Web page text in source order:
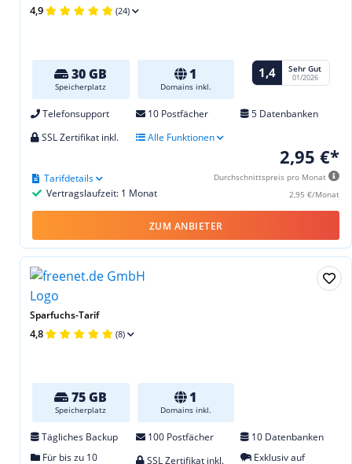
4,9 (24)
30 GB
Speicherplatz
1
Domains inkl.
1,4 Sehr Gut
01/2026
Telefonsupport 10 Postfächer
5 Datenbanken
SSL Zertifikat inkl.
Alle Funktionen
2,95 €*
Durchschnittspreis pro Monat
2,95 €/Monat
Vertragslaufzeit: 1 Monat
Tarifdetails
ZUM ANBIETER
Sparfuchs-Tarif
4,8 (8)
75 GB
Speicherplatz
1
Domains inkl.
Tägliches Backup 100 Postfächer
10 Datenbanken
Für bis zu 10
SSL Zertifikat inkl. Exklusiv auf